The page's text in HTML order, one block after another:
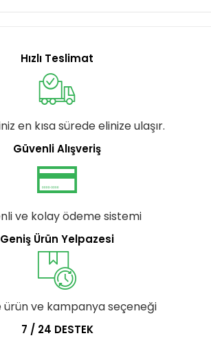
Hızlı Teslimat
en kısa sürede elinize ulaşır.
Güvenli Alışveriş
ve kolay ödeme sistemi
Geniş Ürün Yelpazesi
ürün ve kampanya seçeneği
7 / 24 DESTEK